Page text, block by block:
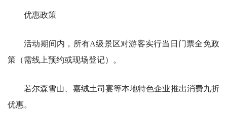
优惠政策
活动期间内，所有A级景区对游客实行当日门票全免政
策（需线上预约或现场登记）。
若尔森雪山、嘉绒土司宴等本地特色企业推出消费九折
优惠。